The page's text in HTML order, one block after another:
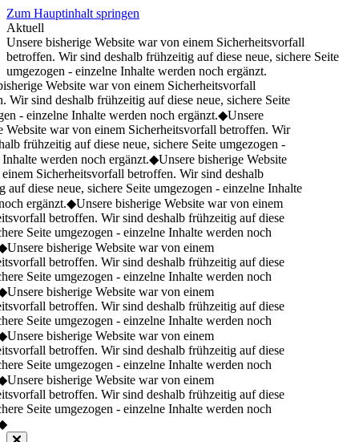
Zum Hauptinhalt springen
Aktuell
Unsere bisherige Website war von einem Sicherheitsvorfall
betroffen. Wir sind deshalb frühzeitig auf diese neue, sichere Seite
umgezogen - einzelne Inhalte werden noch ergänzt.
Website war von einem Sicherheitsvorfall
Wir sind deshalb frühzeitig auf diese neue, sichere Seite
- einzelne Inhalte werden noch ergänzt.◆Unsere
Website war von einem Sicherheitsvorfall betroffen. Wir
frühzeitig auf diese neue, sichere Seite umgezogen -
werden noch ergänzt.◆Unsere bisherige Website
Sicherheitsvorfall betroffen. Wir sind deshalb
diese neue, sichere Seite umgezogen - einzelne Inhalte
ergänzt.◆Unsere bisherige Website war von einem
betroffen. Wir sind deshalb frühzeitig auf diese
Seite umgezogen - einzelne Inhalte werden noch
Unsere bisherige Website war von einem
betroffen. Wir sind deshalb frühzeitig auf diese
Seite umgezogen - einzelne Inhalte werden noch
Unsere bisherige Website war von einem
betroffen. Wir sind deshalb frühzeitig auf diese
Seite umgezogen - einzelne Inhalte werden noch
Unsere bisherige Website war von einem
betroffen. Wir sind deshalb frühzeitig auf diese
Seite umgezogen - einzelne Inhalte werden noch
Unsere bisherige Website war von einem
betroffen. Wir sind deshalb frühzeitig auf diese
Seite umgezogen - einzelne Inhalte werden noch